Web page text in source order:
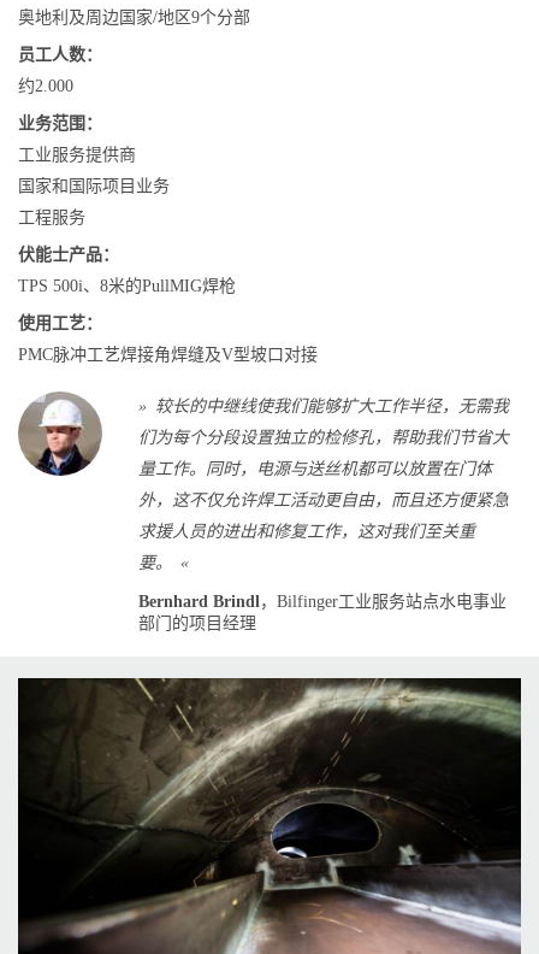
奥地利及周边国家/地区9个分部
员工人数：
约2.000
业务范围：
工业服务提供商
国家和国际项目业务
工程服务
伏能士产品：
TPS 500i、8米的PullMIG焊枪
使用工艺：
PMC脉冲工艺焊接角焊缝及V型坡口对接
» 较长的中继线使我们能够扩大工作半径，无需我
们为每个分段设置独立的检修孔，帮助我们节省大
量工作。同时，电源与送丝机都可以放置在门体
外，这不仅允许焊工活动更自由，而且还方便紧急
求援人员的进出和修复工作，这对我们至关重
要。 «
Bernhard Brindl，Bilfinger工业服务站点水电事业
部门的项目经理